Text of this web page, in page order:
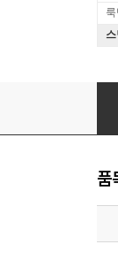
룩
품